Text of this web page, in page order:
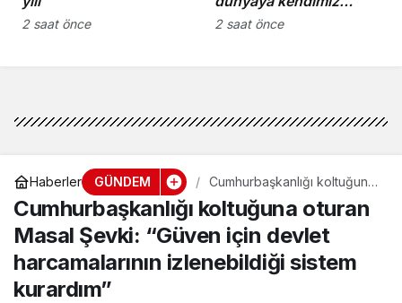
2 saat önce
anlatmalıyız”
2 saat önce
Haberler GÜNDEM
Cumhurbaşkanlığı koltuğuna
oturan Masal Şevki: “Güven
için devlet harcamalarının
izlenebildiği sistem
kurardım”
Cumhurbaşkanlığı koltuğuna oturan
Masal Şevki: “Güven için devlet
harcamalarının izlenebildiği sistem
kurardım”